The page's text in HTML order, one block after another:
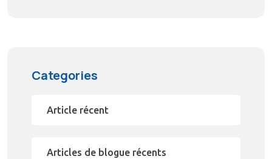
Categories
Article récent
Articles de blogue récents